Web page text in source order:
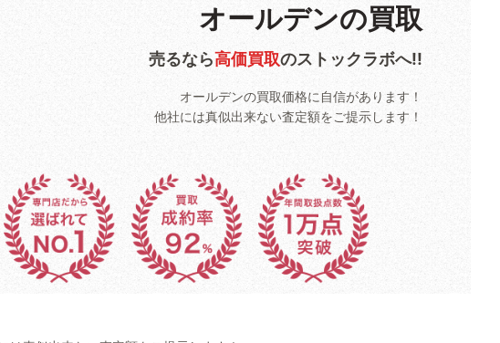
オールデンの買取
売るなら高価買取のストックラボへ!!
オールデンの買取価格に自信があります！
他社には真似出来ない査定額をご提示します！